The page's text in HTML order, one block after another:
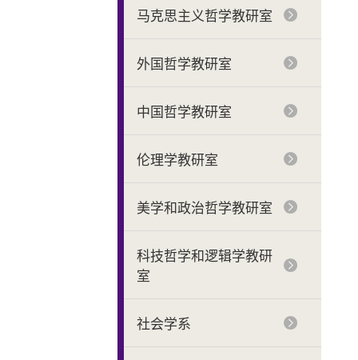
马克思主义哲学教研室
外国哲学教研室
中国哲学教研室
伦理学教研室
美学和政治哲学教研室
科技哲学和逻辑学教研
室
社会学系